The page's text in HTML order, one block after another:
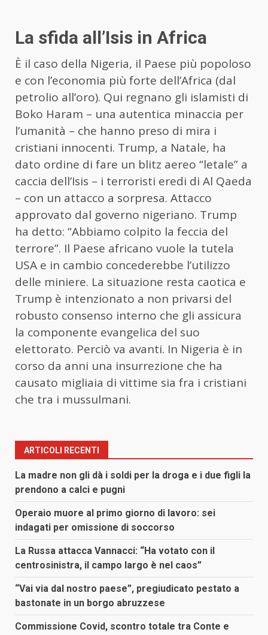
La sfida all’Isis in Africa
È il caso della Nigeria, il Paese più popoloso
e con l’economia più forte dell’Africa (dal
petrolio all’oro). Qui regnano gli islamisti di
Boko Haram – una autentica minaccia per
l’umanità – che hanno preso di mira i
cristiani innocenti. Trump, a Natale, ha
dato ordine di fare un blitz aereo “letale” a
caccia dell’Isis – i terroristi eredi di Al Qaeda
– con un attacco a sorpresa. Attacco
approvato dal governo nigeriano. Trump
ha detto: “Abbiamo colpito la feccia del
terrore”. Il Paese africano vuole la tutela
USA e in cambio concederebbe l’utilizzo
delle miniere. La situazione resta caotica e
Trump è intenzionato a non privarsi del
robusto consenso interno che gli assicura
la componente evangelica del suo
elettorato. Perciò va avanti. In Nigeria è in
corso da anni una insurrezione che ha
causato migliaia di vittime sia fra i cristiani
che tra i mussulmani.
ARTICOLI RECENTI
La madre non gli dà i soldi per la droga e i due figli la
prendono a calci e pugni
Operaio muore al primo giorno di lavoro: sei
indagati per omissione di soccorso
La Russa attacca Vannacci: “Ha votato con il
centrosinistra, il campo largo è nel caos”
“Vai via dal nostro paese”, pregiudicato pestato a
bastonate in un borgo abruzzese
Commissione Covid, scontro totale tra Conte e